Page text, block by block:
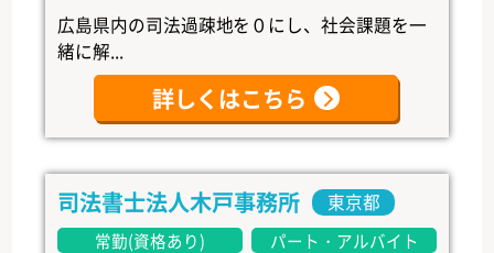
広島県内の司法過疎地を０にし、社会課題を一
緒に解...
詳しくはこちら
司法書士法人木戸事務所 東京都
常勤(資格あり) パート・アルバイト